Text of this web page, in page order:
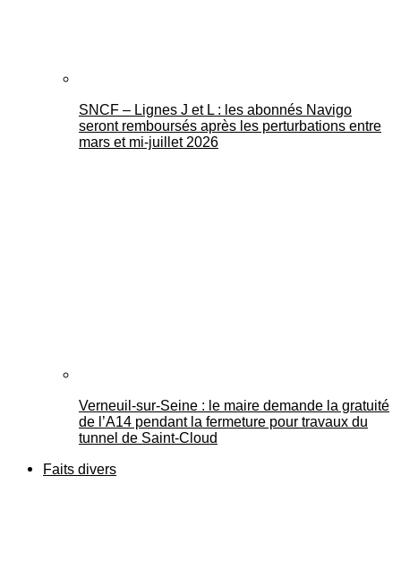
SNCF – Lignes J et L : les abonnés Navigo
seront remboursés après les perturbations entre
mars et mi-juillet 2026
Verneuil-sur-Seine : le maire demande la gratuité
de l’A14 pendant la fermeture pour travaux du
tunnel de Saint-Cloud
Faits divers